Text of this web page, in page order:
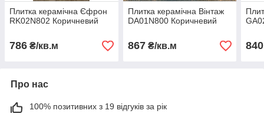
Плитка керамічна Єфрон
RK02N802 Коричневий
786 ₴/кв.м
Плитка керамічна Вінтаж
DA01N800 Коричневий
867₴/кв.м 840
Про нас
100% позитивних з 19 відгуків за рік